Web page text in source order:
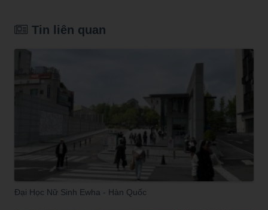
Tin liên quan
Đại Học Nữ Sinh Ewha - Hàn Quốc